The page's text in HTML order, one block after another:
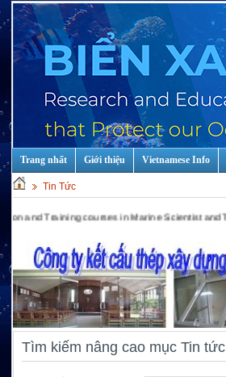
Trang nhất Giới thiệu Vietnamese Info
Tin Tức
courses in Marine Scientist and Technology!
Tìm kiếm nâng cao mục Tin tức